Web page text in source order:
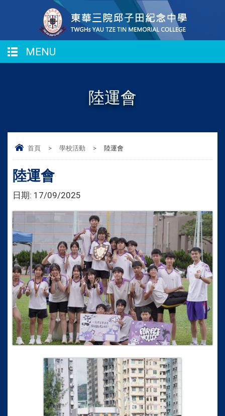
MENU
陸運會
首頁 > 學校活動 > 陸運會
陸運會
日期: 17/09/2025